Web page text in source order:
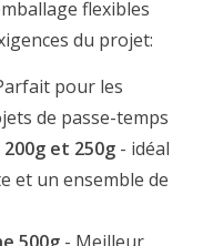
flexibles
du projet:
pour les
de passe-temps
et 250g - idéal
et un ensemble de